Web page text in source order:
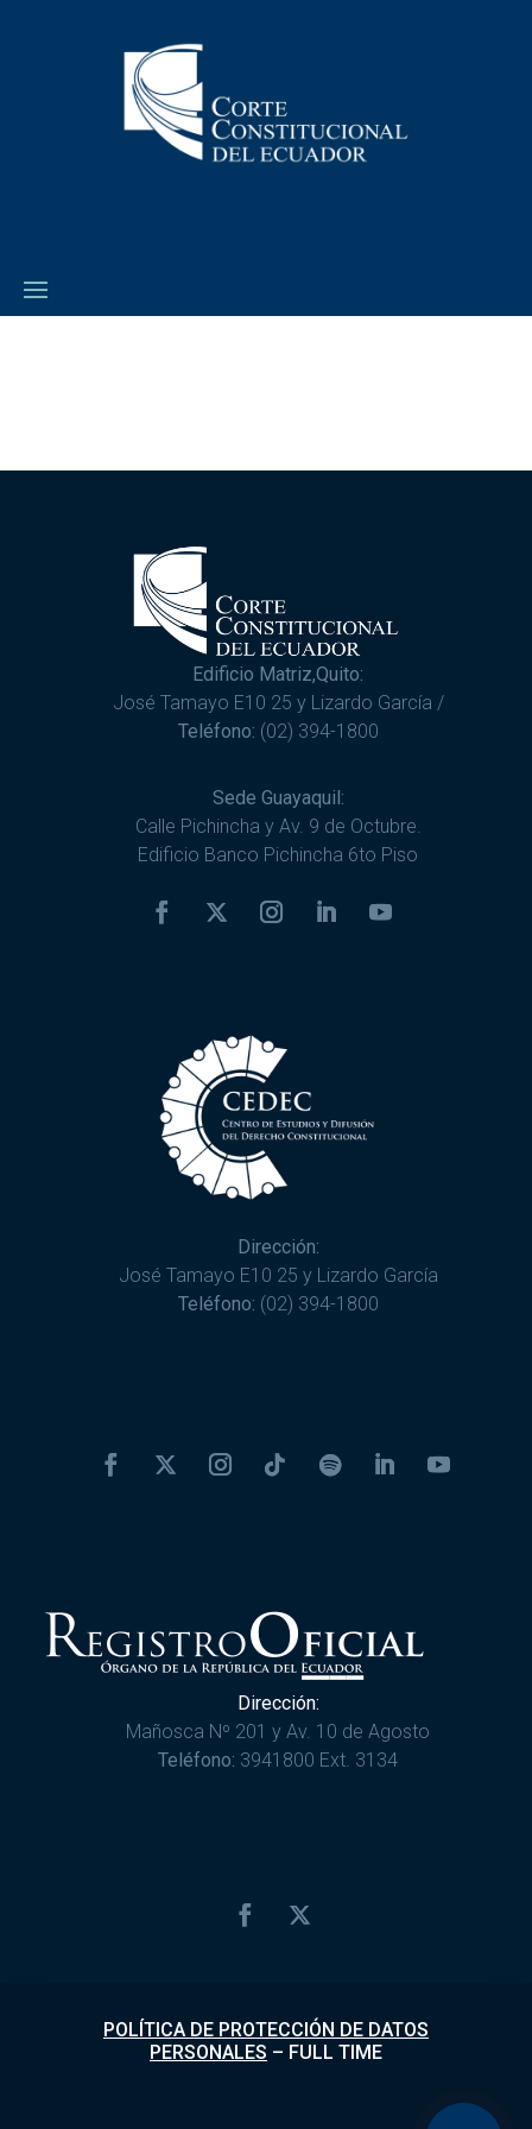
Edificio Matriz,Quito:
José Tamayo E10 25 y Lizardo García /
Teléfono: (02) 394-1800
Sede Guayaquil:
Calle Pichincha y Av. 9 de Octubre.
Edificio Banco Pichincha 6to Piso
Dirección:
José Tamayo E10 25 y Lizardo García
Teléfono: (02) 394-1800
Dirección:
Mañosca Nº 201 y Av. 10 de Agosto
Teléfono: 3941800 Ext. 3134
POLÍTICA DE PROTECCIÓN DE DATOS
PERSONALES – FULL TIME